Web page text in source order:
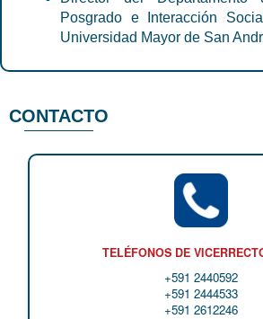
Posgrado e Interacción
Universidad Mayor de San
CONTACTO
TELÉFONOS DE
+591 2440592
+591 2444533
+591 2612246